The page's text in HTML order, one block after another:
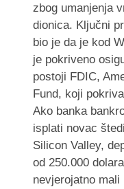
zbog umanjenja
dionica. Ključni
bio je da je kod
je pokriveno
postoji FDIC,
Fund, koji
Ako banka
isplati novac
Silicon Valley,
od 250.000
nevjerojatno